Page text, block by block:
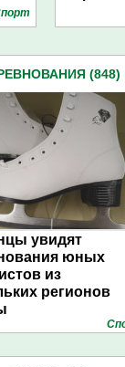
(848)
увидят
юных
из
регионов